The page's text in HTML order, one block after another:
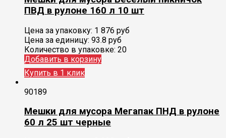
ПВД в рулоне 160 л 10 шт
Цена за упаковку: 1 876 руб
Цена за единицу: 93.8 руб
Количество в упаковке: 20
Добавить в корзину
Купить в 1 клик
90189
Мешки для мусора Мегапак ПНД в рулоне
60 л 25 шт черные